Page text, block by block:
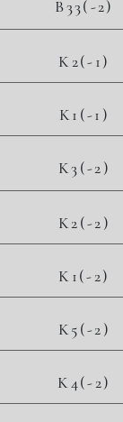
B33(-2)
10 800,00 zł/m
31 320,00 zł
K2(-1)
K1(-1)
K3(-2)
21 600,00 zł/m
175 392,00 zł
K2(-2)
K1(-2)
K5(-2)
K4(-2)